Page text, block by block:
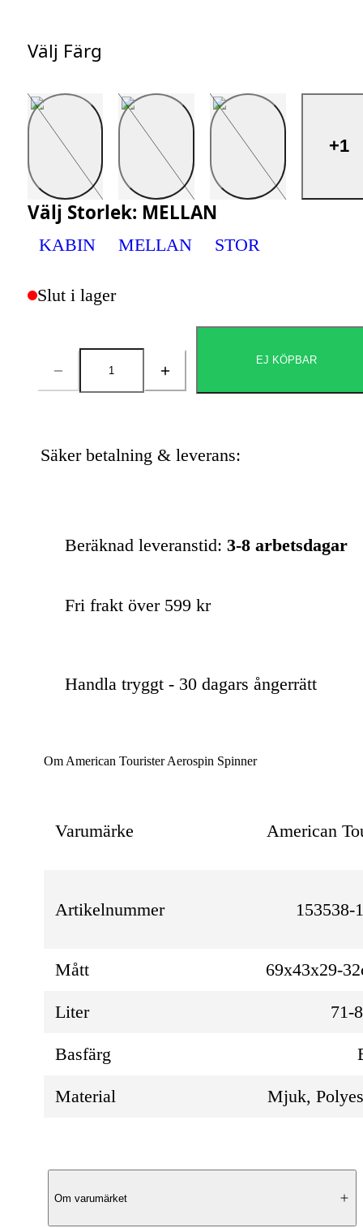
Välj Färg
Välj Färg
+1
Välj Storlek: MELLAN
KABIN MELLAN STOR
Slut i lager
Antal
EJ KÖPBAR
Säker betalning & leverans:
Beräknad leveranstid: 3-8 arbetsdagar
Fri frakt över 599 kr
Handla tryggt - 30 dagars ångerrätt
Om American Tourister Aerospin Spinner
Varumärke American
Artikelnummer 153538-
Mått 69x43x29-
Liter 71-
Basfärg
Material Mjuk,
Produktbeskrivning
Om varumärket